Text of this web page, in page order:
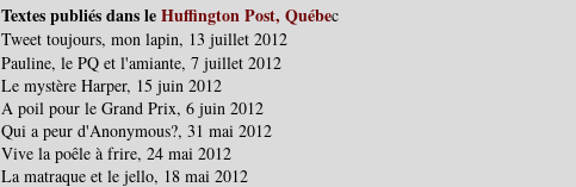
Textes publiés dans leHuffington Post, Québec
Tweet toujours, mon lapin, 13 juillet 2012
Pauline, le PQ et l'amiante, 7 juillet 2012
Le mystère Harper, 15 juin 2012
A poil pour le Grand Prix, 6 juin 2012
Qui a peur d'Anonymous?, 31 mai 2012
Vive la poêle à frire, 24 mai 2012
La matraque et le jello, 18 mai 2012